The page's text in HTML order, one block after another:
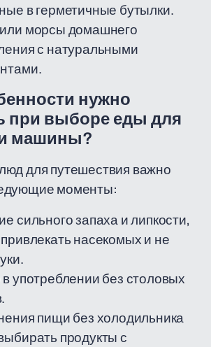
в герметичные бутылки.
морсы домашнего
с натуральными
нужно
при выборе еды для
машины?
для путешествия важно
моменты:
сильного запаха и липкости,
насекомых и не
употреблении без столовых
пищи без холодильника
продукты с